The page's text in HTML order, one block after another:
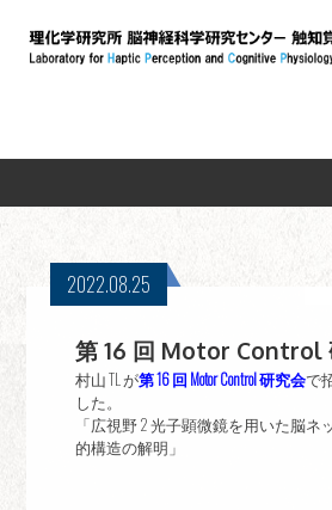
第 16 回 Motor Control
2022.08.25
村山 TL が第 16 回 Motor Control 研究会で
した。
「広視野 2 光子顕微鏡を用いた脳ネ
的構造の解明」